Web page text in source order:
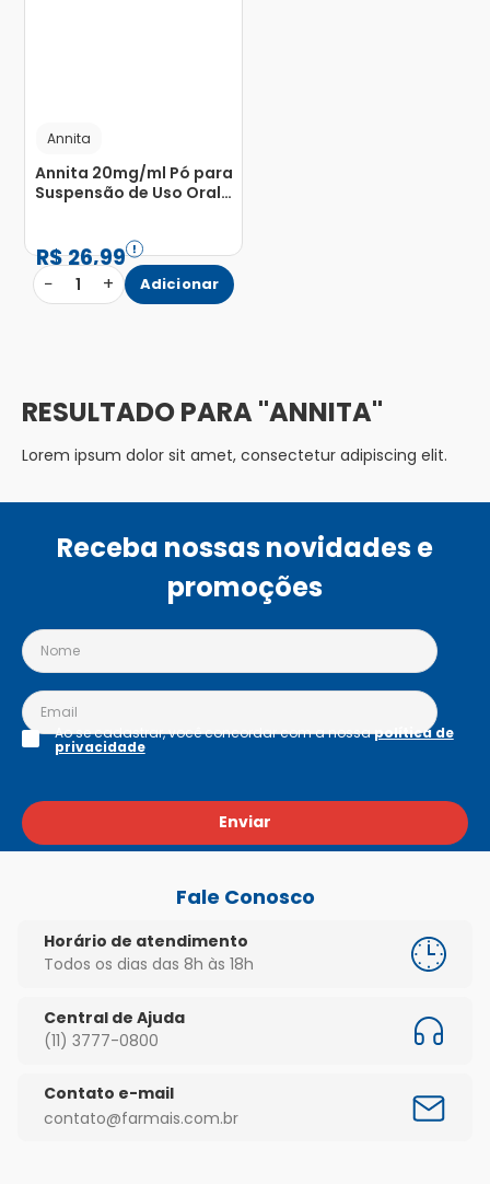
Annita
Annita 20mg/ml Pó para
Suspensão de Uso Oral
R$26,99
− 1 + Adicionar
ANNITA
Lorem ipsum dolor sit amet, consectetur adipiscing elit.
Receba nossas novidades e
promoções
Enviar
Ao se cadastrar, você concordar com a nossapolítica de
privacidade
Fale Conosco
Horário de atendimento
Todos os dias das 8h às 18h
Central de Ajuda
(11) 3777-0800
Contato e-mail
contato@farmais.com.br